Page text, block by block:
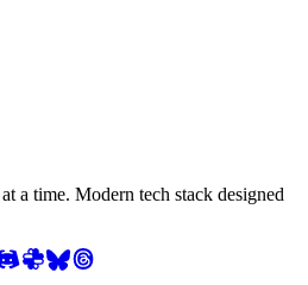
a time. Modern tech stack designed